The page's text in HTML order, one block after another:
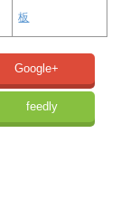
板
Google+
feedly